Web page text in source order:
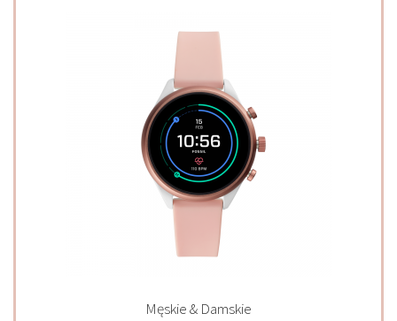
Męskie & Damskie